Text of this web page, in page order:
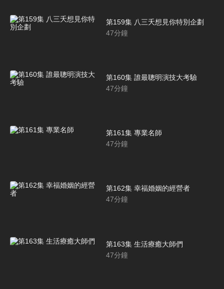
第159集 八三夭想見你特別企劃
47分鐘
第160集 誰最聰明演技大考驗
47分鐘
第161集 專業名師
47分鐘
第162集 幸福婚姻的經營者
47分鐘
第163集 生活療癒大師們
47分鐘